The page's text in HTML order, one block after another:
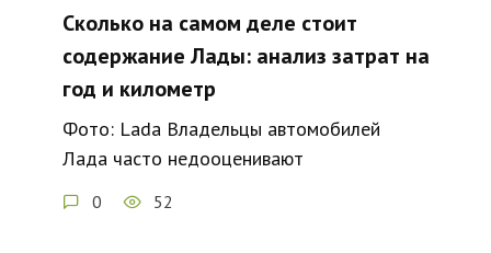
Сколько на самом деле стоит
содержание Лады: анализ затрат на
год и километр
Фото: Lada Владельцы автомобилей
Лада часто недооценивают
0 52